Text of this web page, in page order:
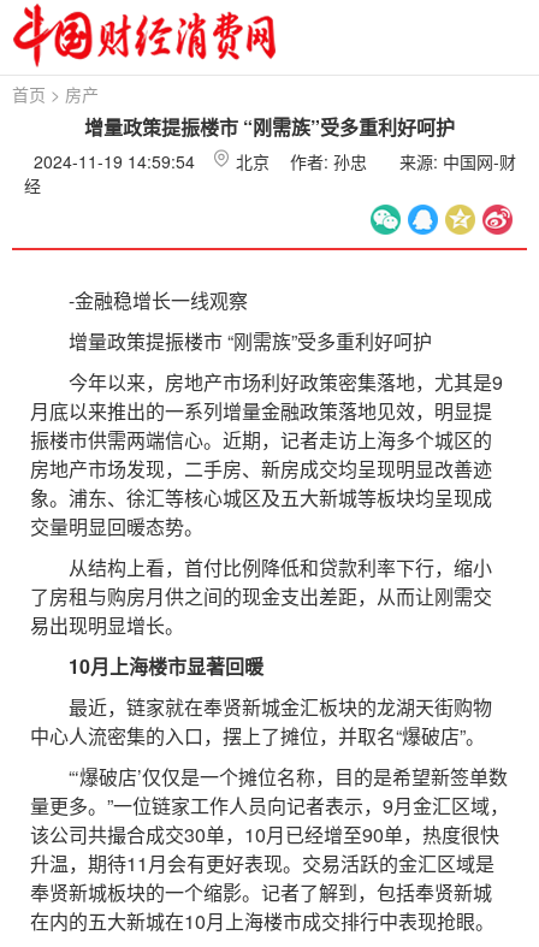
首页 > 房产
增量政策提振楼市 “刚需族”受多重利好呵护
2024-11-19 14:59:54 北京 作者: 孙忠
来源: 中国网-财
经
-金融稳增长一线观察
增量政策提振楼市 “刚需族”受多重利好呵护
今年以来，房地产市场利好政策密集落地，尤其是9
月底以来推出的一系列增量金融政策落地见效，明显提
振楼市供需两端信心。近期，记者走访上海多个城区的
房地产市场发现，二手房、新房成交均呈现明显改善迹
象。浦东、徐汇等核心城区及五大新城等板块均呈现成
交量明显回暖态势。
从结构上看，首付比例降低和贷款利率下行，缩小
了房租与购房月供之间的现金支出差距，从而让刚需交
易出现明显增长。
10月上海楼市显著回暖
最近，链家就在奉贤新城金汇板块的龙湖天街购物
中心人流密集的入口，摆上了摊位，并取名“爆破店”。
“‘爆破店’仅仅是一个摊位名称，目的是希望新签单数
量更多。”一位链家工作人员向记者表示，9月金汇区域，
该公司共撮合成交30单，10月已经增至90单，热度很快
升温，期待11月会有更好表现。交易活跃的金汇区域是
奉贤新城板块的一个缩影。记者了解到，包括奉贤新城
在内的五大新城在10月上海楼市成交排行中表现抢眼。